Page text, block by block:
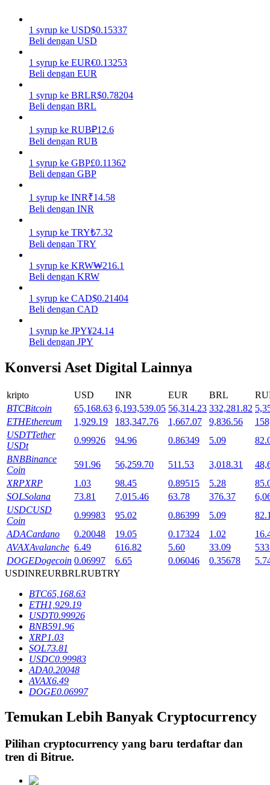
Dapatkan imbalan kompetitif setiap hari
Mempertaruhkan
Launchpool
Staking fleksibel untuk mendapatkan token populer
Penguncian BTR
Investasi eksklusif untuk pemegang BTR
Pinjaman
Layanan pinjaman yang didukung Crypto
1 syrup ke USD$0.15337
Beli dengan USD
1 syrup ke EUR€0.13253
Beli dengan EUR
1 syrup ke BRLR$0.78204
Beli dengan BRL
1 syrup ke RUB₽12.6
Beli dengan RUB
1 syrup ke GBP£0.11362
Beli dengan GBP
1 syrup ke INR₹14.58
Beli dengan INR
1 syrup ke TRY₺7.32
Beli dengan TRY
1 syrup ke KRW₩216.1
Beli dengan KRW
1 syrup ke CAD$0.21404
Beli dengan CAD
1 syrup ke JPY¥24.14
Beli dengan JPY
Konversi Aset Digital Lainnya
kripto USD INR EUR BRL
BTCBitcoin 65,168.63 6,193,539.05 56,314.23 332,281.82
ETHEthereum 1,929.19 183,347.76 1,667.07 9,836.56
USDTTether
USDt
0.99926 94.96 0.86349 5.09
BNBBinance
Coin
591.96 56,259.70 511.53 3,018.31
XRPXRP 1.03 98.45 0.89515 5.28
SOLSolana 73.81 7,015.46 63.78 376.37
USDCUSD
Coin
0.99983 95.02 0.86399 5.09
ADACardano 0.20048 19.05 0.17324 1.02
AVAXAvalanche 6.49 616.82 5.60 33.09
DOGEDogecoin 0.06997 6.65 0.06046 0.35678
USDINREURBRLRUBTRY
BTC65,168.63
ETH1,929.19
USDT0.99926
BNB591.96
XRP1.03
SOL73.81
USDC0.99983
ADA0.20048
AVAX6.49
DOGE0.06997
Temukan Lebih Banyak Cryptocurrency
Pilihan cryptocurrency yang baru terdaftar dan
tren di Bitrue.